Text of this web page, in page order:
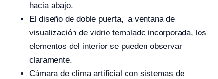
hacia abajo.
El diseño de doble puerta, la ventana de
visualización de vidrio templado incorporada, los
elementos del interior se pueden observar
claramente.
Cámara de clima artificial con sistemas de